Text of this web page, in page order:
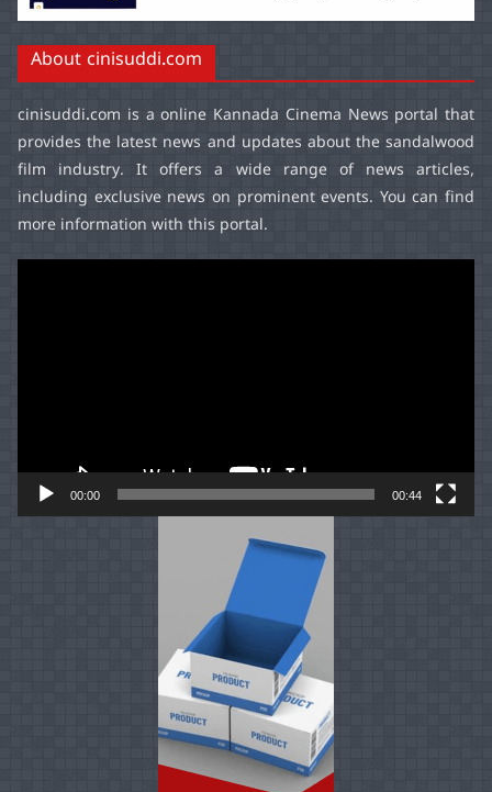
About cinisuddi.com
cinisuddi.com is a online Kannada Cinema News portal that
provides the latest news and updates about the sandalwood
film industry. It offers a wide range of news articles,
including exclusive news on prominent events. You can find
more information with this portal.
00:00 00:44